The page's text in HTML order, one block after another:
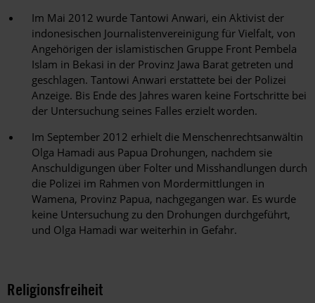
Im Mai 2012 wurde Tantowi Anwari, ein Aktivist der
indonesischen Journalistenvereinigung für Vielfalt, von
Angehörigen der islamistischen Gruppe Front Pembela
Islam in Bekasi in der Provinz Jawa Barat getreten und
geschlagen. Tantowi Anwari erstattete bei der Polizei
Anzeige. Bis Ende des Jahres waren keine Fortschritte bei
der Untersuchung seines Falles erzielt worden.
Im September 2012 erhielt die Menschenrechtsanwältin
Olga Hamadi aus Papua Drohungen, nachdem sie
Anschuldigungen über Folter und Misshandlungen durch
die Polizei im Rahmen von Mordermittlungen in
Wamena, Provinz Papua, nachgegangen war. Es wurde
keine Untersuchung zu den Drohungen durchgeführt,
und Olga Hamadi war weiterhin in Gefahr.
Religionsfreiheit